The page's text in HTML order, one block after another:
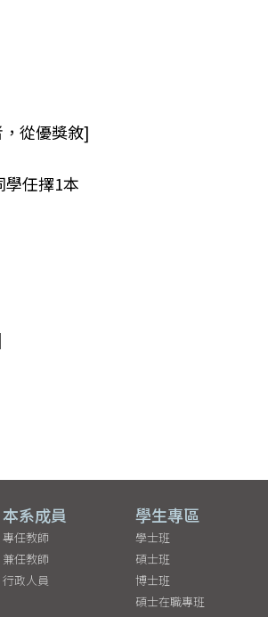
從優獎敘]
學任擇1本
本系成員
專任教師
兼任教師
行政人員
學生專區
學士班
碩士班
博士班
碩士在職專班